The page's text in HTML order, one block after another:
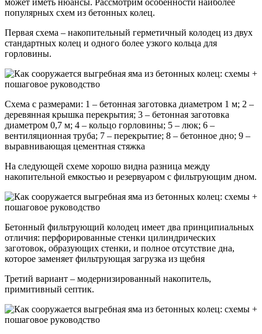
может иметь нюансы. Рассмотрим особенности наиболее
популярных схем из бетонных колец.
Первая схема – накопительный герметичный колодец из двух
стандартных колец и одного более узкого кольца для
горловины.
Схема с размерами: 1 – бетонная заготовка диаметром 1 м; 2 –
деревянная крышка перекрытия; 3 – бетонная заготовка
диаметром 0,7 м; 4 – кольцо горловины; 5 – люк; 6 –
вентиляционная труба; 7 – перекрытие; 8 – бетонное дно; 9 –
выравнивающая цементная стяжка
На следующей схеме хорошо видна разница между
накопительной емкостью и резервуаром с фильтрующим дном.
Бетонный фильтрующий колодец имеет два принципиальных
отличия: перфорированные стенки цилиндрических
заготовок, образующих стенки, и полное отсутствие дна,
которое заменяет фильтрующая загрузка из щебня
Третий вариант – модернизированный накопитель,
примитивный септик.